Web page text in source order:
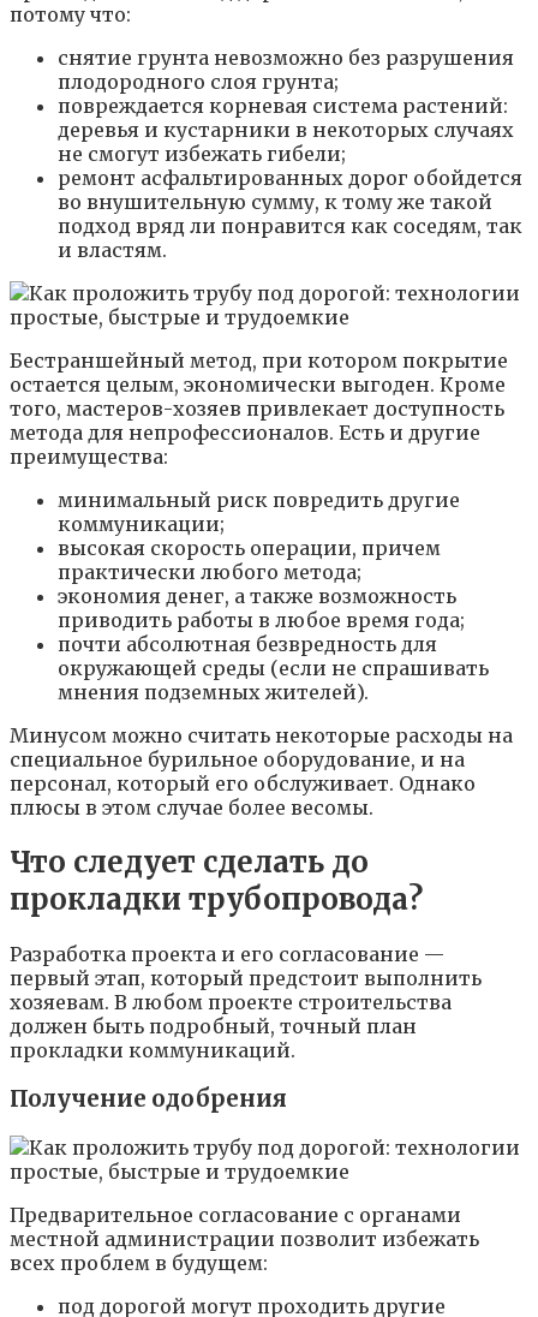
потому что:
снятие грунта невозможно без разрушения
плодородного слоя грунта;
повреждается корневая система растений:
деревья и кустарники в некоторых случаях
не смогут избежать гибели;
ремонт асфальтированных дорог обойдется
во внушительную сумму, к тому же такой
подход вряд ли понравится как соседям, так
и властям.
Бестраншейный метод, при котором покрытие
остается целым, экономически выгоден. Кроме
того, мастеров-хозяев привлекает доступность
метода для непрофессионалов. Есть и другие
преимущества:
минимальный риск повредить другие
коммуникации;
высокая скорость операции, причем
практически любого метода;
экономия денег, а также возможность
приводить работы в любое время года;
почти абсолютная безвредность для
окружающей среды (если не спрашивать
мнения подземных жителей).
Минусом можно считать некоторые расходы на
специальное бурильное оборудование, и на
персонал, который его обслуживает. Однако
плюсы в этом случае более весомы.
Что следует сделать до
прокладки трубопровода?
Разработка проекта и его согласование —
первый этап, который предстоит выполнить
хозяевам. В любом проекте строительства
должен быть подробный, точный план
прокладки коммуникаций.
Получение одобрения
Предварительное согласование с органами
местной администрации позволит избежать
всех проблем в будущем:
под дорогой могут проходить другие